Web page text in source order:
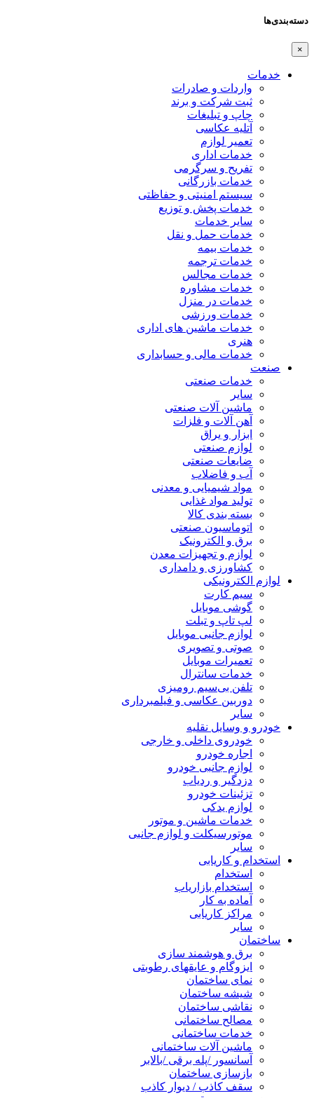
دسته‌بندی‌ها
×
خدمات
واردات و صادرات
ثبت شرکت و برند
چاپ و تبلیغات
آتلیه عکاسی
تعمیر لوازم
خدمات اداری
تفریح و سرگرمی
خدمات بازرگانی
سیستم امنیتی و حفاظتی
خدمات پخش و توزیع
سایر خدمات
خدمات حمل و نقل
خدمات بیمه
خدمات ترجمه
خدمات مجالس
خدمات مشاوره
خدمات در منزل
خدمات ورزشی
خدمات ماشین های اداری
هنری
خدمات مالی و حسابداری
صنعت
خدمات صنعتی
سایر
ماشین آلات صنعتی
آهن آلات و فلزات
ابزار و یراق
لوازم صنعتی
ضایعات صنعتی
آب و فاضلاب
مواد شیمیایی و معدنی
تولید مواد غذایی
بسته بندی کالا
اتوماسیون صنعتی
برق و الکترونیک
لوازم و تجهیزات معدن
کشاورزی و دامداری
لوازم الکترونیکی
سیم کارت
گوشی موبایل
لپ تاپ و تبلت
لوازم جانبی موبایل
صوتی و تصویری
تعمیرات موبایل
خدمات سانترال
تلفن بی‌سیم رومیزی
دوربین عکاسی و فیلمبرداری
سایر
خودرو و وسایل نقلیه
خودروی داخلی و خارجی
اجاره خودرو
لوازم جانبی خودرو
دزدگیر و ردیاب
تزئینات خودرو
لوازم یدکی
خدمات ماشین و موتور
موتورسیکلت و لوازم جانبی
سایر
استخدام و کاریابی
استخدام
استخدام بازاریاب
آماده به کار
مراکز کاریابی
سایر
ساختمان
برق و هوشمند سازی
ایزوگام و عایقهای رطوبتی
نمای ساختمان
شیشه ساختمان
نقاشی ساختمان
مصالح ساختمانی
خدمات ساختمانی
ماشین آلات ساختمانی
آسانسور /پله برقی /بالابر
بازسازی ساختمان
سقف کاذب / دیوار کاذب